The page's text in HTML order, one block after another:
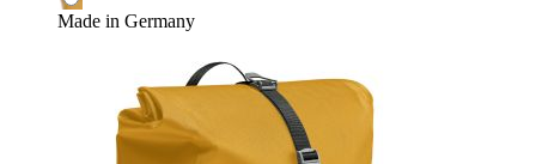
Made in Germany